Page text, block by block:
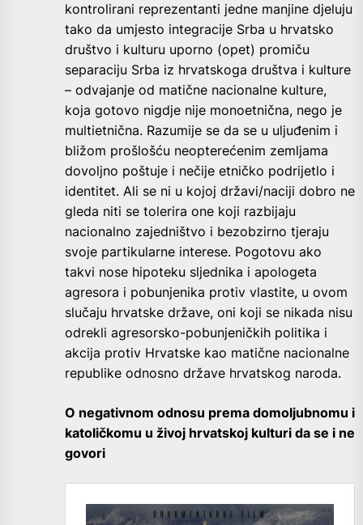
kontrolirani reprezentanti jedne manjine djeluju
tako da umjesto integracije Srba u hrvatsko
društvo i kulturu uporno (opet) promiču
separaciju Srba iz hrvatskoga društva i kulture
– odvajanje od matične nacionalne kulture,
koja gotovo nigdje nije monoetnična, nego je
multietnična. Razumije se da se u uljuđenim i
bližom prošlošću neopterećenim zemljama
dovoljno poštuje i nečije etničko podrijetlo i
identitet. Ali se ni u kojoj državi/naciji dobro ne
gleda niti se tolerira one koji razbijaju
nacionalno zajedništvo i bezobzirno tjeraju
svoje partikularne interese. Pogotovu ako
takvi nose hipoteku sljednika i apologeta
agresora i pobunjenika protiv vlastite, u ovom
slučaju hrvatske države, oni koji se nikada nisu
odrekli agresorsko-pobunjeničkih politika i
akcija protiv Hrvatske kao matične nacionalne
republike odnosno države hrvatskog naroda.
O negativnom odnosu prema domoljubnomu i
katoličkomu u živoj hrvatskoj kulturi da se i ne
govori